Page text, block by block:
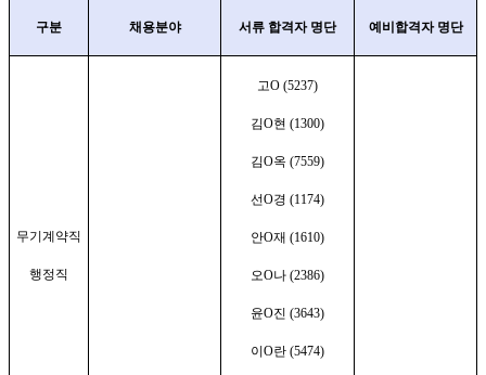
구분 채용분야 서류 합격자 명단 예비합격자 명단
무기계약직
행정직
고O (5237)
김O현 (1300)
김O옥 (7559)
선O경 (1174)
안O재 (1610)
오O나 (2386)
윤O진 (3643)
이 O란 (5474)